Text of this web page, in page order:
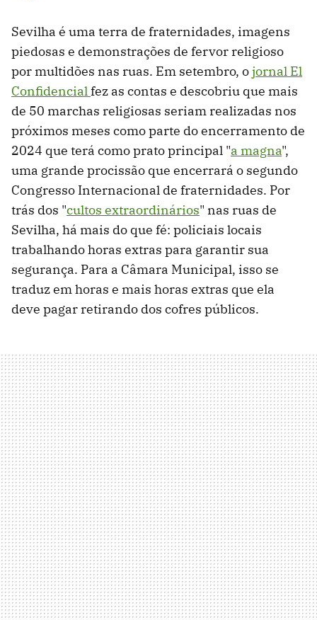
Sevilha é uma terra de fraternidades, imagens
piedosas e demonstrações de fervor religioso
por multidões nas ruas. Em setembro, ojornal El
Confidencialfez as contas e descobriu que mais
de 50 marchas religiosas seriam realizadas nos
próximos meses como parte do encerramento de
2024 que terá como prato principal "a magna",
uma grande procissão que encerrará o segundo
Congresso Internacional de fraternidades. Por
trás dos "cultos extraordinários" nas ruas de
Sevilha, há mais do que fé: policiais locais
trabalhando horas extras para garantir sua
segurança. Para a Câmara Municipal, isso se
traduz em horas e mais horas extras que ela
deve pagar retirando dos cofres públicos.